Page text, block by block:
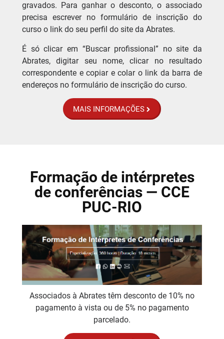
gravados. Para ganhar o desconto, o associado
precisa escrever no formulário de inscrição do
curso o link do seu perfil do site da Abrates.
É só clicar em “Buscar profissional” no site da
Abrates, digitar seu nome, clicar no resultado
correspondente e copiar e colar o link da barra de
endereços no formulário de inscrição do curso.
MAIS INFORMAÇÕES
Formação de intérpretes
de conferências — CCE
PUC-RIO
Associados à Abrates têm desconto de 10% no
pagamento à vista ou de 5% no pagamento
parcelado.